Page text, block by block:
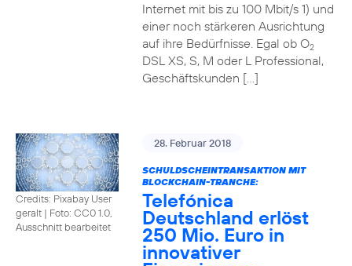
Internet mit bis zu 100 Mbit/s 1) und
einer noch stärkeren Ausrichtung
auf ihre Bedürfnisse. Egal ob O2
DSL XS, S, M oder L Professional,
Geschäftskunden […]
Credits: Pixabay User
geralt | Foto: CC0 1.0,
Ausschnitt bearbeitet
28. Februar 2018
SCHULDSCHEINTRANSAKTION MIT
BLOCKCHAIN-TRANCHE:
Telefónica
Deutschland erlöst
250 Mio. Euro in
innovativer